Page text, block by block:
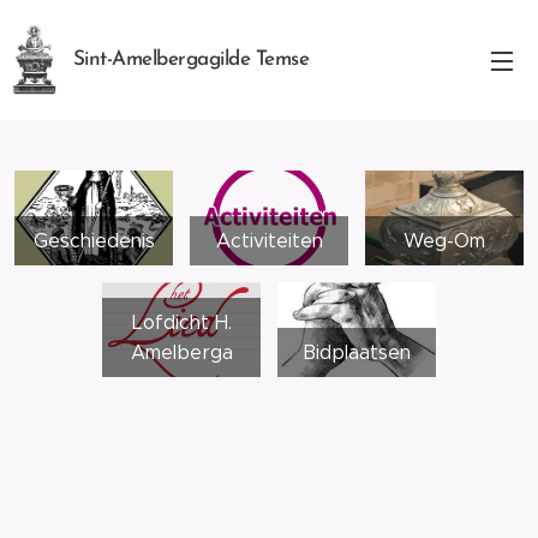
Sint-Amelbergagilde Temse
Geschiedenis Activiteiten Weg-Om
Lofdicht H.
Amelberga
Bidplaatsen